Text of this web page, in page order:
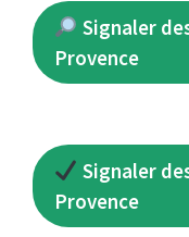
Signaler
Provence
Signaler
Provence